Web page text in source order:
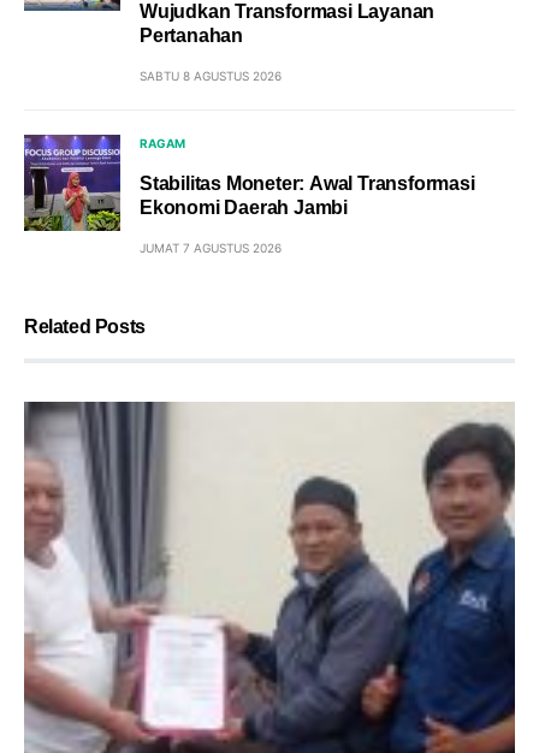
Wujudkan Transformasi Layanan
Pertanahan
SABTU 8 AGUSTUS 2026
RAGAM
Stabilitas Moneter: Awal Transformasi
Ekonomi Daerah Jambi
JUMAT 7 AGUSTUS 2026
Related Posts